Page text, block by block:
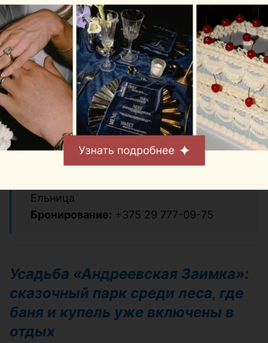
открытые спортивные площадки: от 40
до 360 рублей за час;
обзорная экскурсия по территории: 7
рублей с человека;
конференц-зал на 140 мест: 90 рублей
за час;
комната переговоров на 20 мест: 30
рублей за час;
обзорная экскурсия без
сопровождения: 5 рублей.
Ельница
Бронирование: +375 29 777-09-75
Усадьба «Андреевская Заимка»:
сказочный парк среди леса, где
баня и купель уже включены в
отдых